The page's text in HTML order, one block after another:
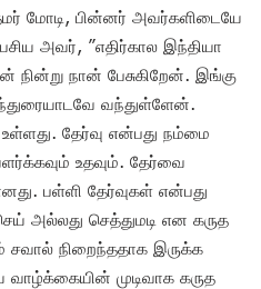
மோடி, பின்னர் அவர்களிடையே
அவர், ”எதிர்கால இந்தியா
நான் பேசுகிறேன். இங்கு
வந்துள்ளேன்.
தேர்வு என்பது நம்மை
உதவும். தேர்வை
பள்ளி தேர்வுகள் என்பது
அல்லது செத்துமடி என கருத
நிறைந்ததாக இருக்க
முடிவாக கருத